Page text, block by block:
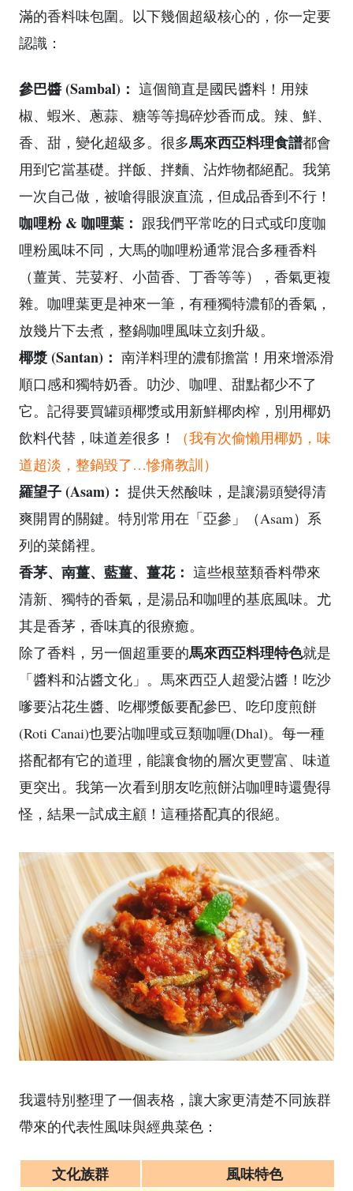
滿的香料味包圍。以下幾個超級核心的，你一定要
認識：
參巴醬 (Sambal)： 這個簡直是國民醬料！用辣
椒、蝦米、蔥蒜、糖等等搗碎炒香而成。辣、鮮、
香、甜，變化超級多。很多馬來西亞料理食譜都會
用到它當基礎。拌飯、拌麵、沾炸物都絕配。我第
一次自己做，被嗆得眼淚直流，但成品香到不行！
咖哩粉 & 咖哩葉： 跟我們平常吃的日式或印度咖
哩粉風味不同，大馬的咖哩粉通常混合多種香料
（薑黃、芫荽籽、小茴香、丁香等等），香氣更複
雜。咖哩葉更是神來一筆，有種獨特濃郁的香氣，
放幾片下去煮，整鍋咖哩風味立刻升級。
椰漿 (Santan)： 南洋料理的濃郁擔當！用來增添滑
順口感和獨特奶香。叻沙、咖哩、甜點都少不了
它。記得要買罐頭椰漿或用新鮮椰肉榨，別用椰奶
飲料代替，味道差很多！
（我有次偷懶用椰奶，味
道超淡，整鍋毀了…慘痛教訓）
羅望子 (Asam)： 提供天然酸味，是讓湯頭變得清
爽開胃的關鍵。特別常用在「亞參」（Asam）系
列的菜餚裡。
香茅、南薑、藍薑、薑花： 這些根莖類香料帶來
清新、獨特的香氣，是湯品和咖哩的基底風味。尤
其是香茅，香味真的很療癒。
除了香料，另一個超重要的馬來西亞料理特色就是
「醬料和沾醬文化」。馬來西亞人超愛沾醬！吃沙
嗲要沾花生醬、吃椰漿飯要配參巴、吃印度煎餅
(Roti Canai)也要沾咖哩或豆類咖喱(Dhal)。每一種
搭配都有它的道理，能讓食物的層次更豐富、味道
更突出。我第一次看到朋友吃煎餅沾咖哩時還覺得
怪，結果一試成主顧！這種搭配真的很絕。
我還特別整理了一個表格，讓大家更清楚不同族群
帶來的代表性風味與經典菜色：
文化族群 風味特色